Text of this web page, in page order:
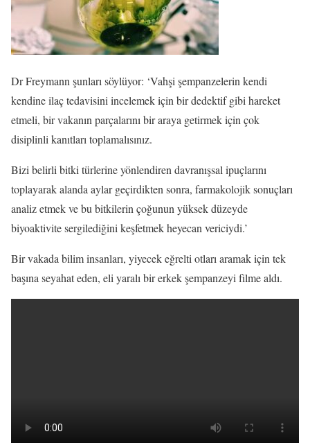
Dr Freymann şunları söylüyor: ‘Vahşi şempanzelerin kendi
kendine ilaç tedavisini incelemek için bir dedektif gibi hareket
etmeli, bir vakanın parçalarını bir araya getirmek için çok
disiplinli kanıtları toplamalısınız.
Bizi belirli bitki türlerine yönlendiren davranışsal ipuçlarını
toplayarak alanda aylar geçirdikten sonra, farmakolojik sonuçları
analiz etmek ve bu bitkilerin çoğunun yüksek düzeyde
biyoaktivite sergilediğini keşfetmek heyecan vericiydi.’
Bir vakada bilim insanları, yiyecek eğrelti otları aramak için tek
başına seyahat eden, eli yaralı bir erkek şempanzeyi filme aldı.